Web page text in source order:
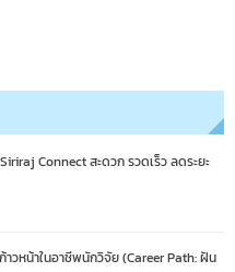
Connect สะดวก รวดเร็ว ลดระยะ
าวหน้าในอาชีพนักวิจัย (Career Path: ฝัน